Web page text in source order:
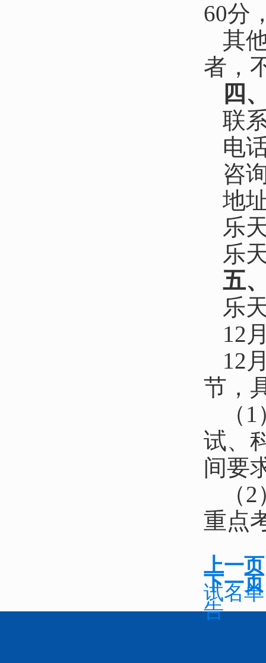
60分
其
者，
四
联
电
咨
地
乐
乐
五
乐
12
12
节，
（
试、
间要
（
重点
上一
试名单
下一
告